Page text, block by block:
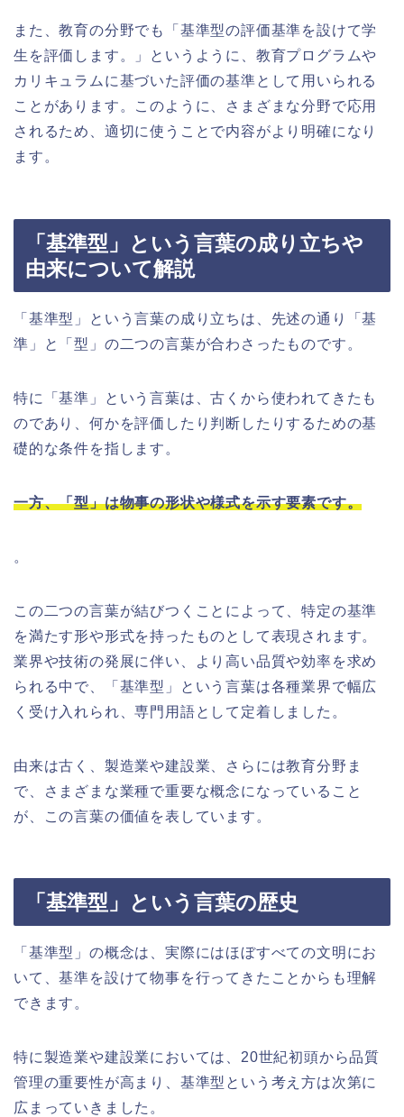
また、教育の分野でも「基準型の評価基準を設けて学
生を評価します。」というように、教育プログラムや
カリキュラムに基づいた評価の基準として用いられる
ことがあります。このように、さまざまな分野で応用
されるため、適切に使うことで内容がより明確になり
ます。
「基準型」という言葉の成り立ちや
由来について解説
「基準型」という言葉の成り立ちは、先述の通り「基
準」と「型」の二つの言葉が合わさったものです。
特に「基準」という言葉は、古くから使われてきたも
のであり、何かを評価したり判断したりするための基
礎的な条件を指します。
一方、「型」は物事の形状や様式を示す要素です。
。
この二つの言葉が結びつくことによって、特定の基準
を満たす形や形式を持ったものとして表現されます。
業界や技術の発展に伴い、より高い品質や効率を求め
られる中で、「基準型」という言葉は各種業界で幅広
く受け入れられ、専門用語として定着しました。
由来は古く、製造業や建設業、さらには教育分野ま
で、さまざまな業種で重要な概念になっていること
が、この言葉の価値を表しています。
「基準型」という言葉の歴史
「基準型」の概念は、実際にはほぼすべての文明にお
いて、基準を設けて物事を行ってきたことからも理解
できます。
特に製造業や建設業においては、20世紀初頭から品質
管理の重要性が高まり、基準型という考え方は次第に
広まっていきました。